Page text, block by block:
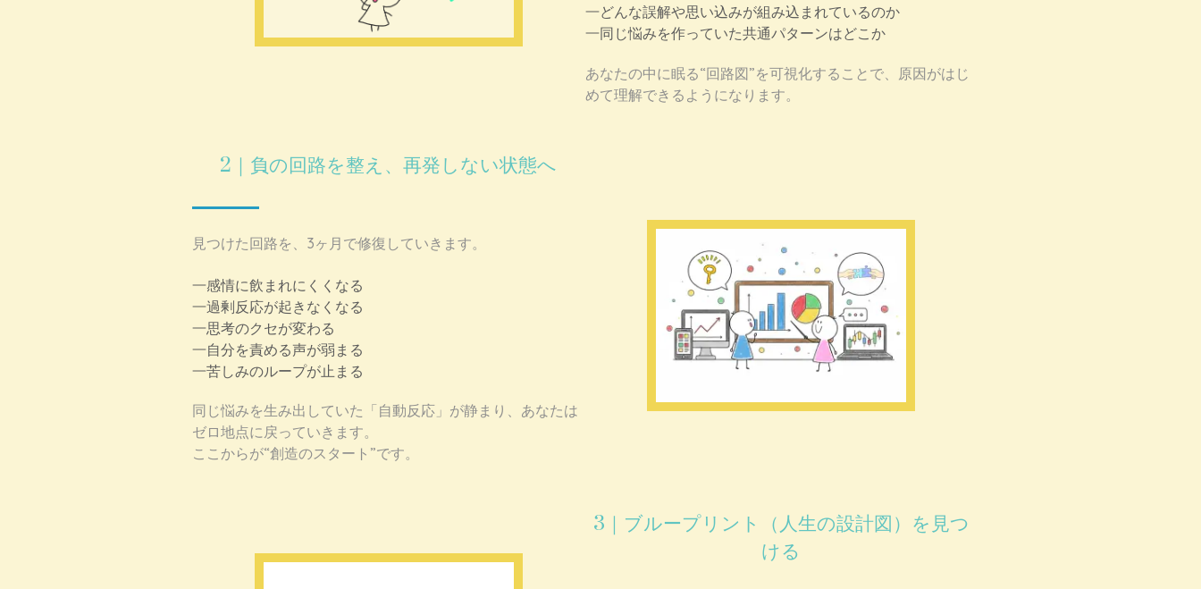
どんな誤解や思い込みが組み込まれているのか
同じ悩みを作っていた共通パターンはどこか
あなたの中に眠る“回路図”を可視化することで、
原因がはじ
めて理解できるようになります。
2｜負の回路を整え、再発しない状態へ
見つけた回路を、 3ヶ月で修復していきます。
感情に飲まれにくくなる
過剰反応が起きなくなる
思考のクセが変わる
自分を責める声が弱まる
苦しみのループが止まる
同じ悩みを生み出していた「自動反応」が静まり、 あなたは
ゼロ地点に戻っていきます。
ここからが“創造のスタート”です。
3｜ブループリント（人生の設計図）を見つ
ける